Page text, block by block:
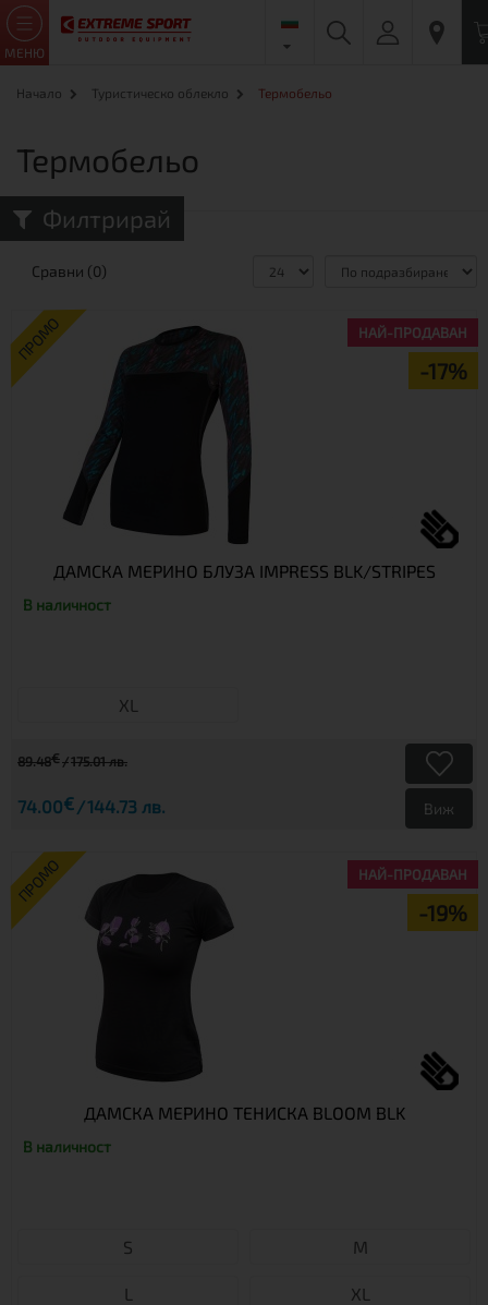
МЕНЮ
Начало Туристическо облекло Термобельо
Филтрирай
Термобельо
Сравни (0)
ПРОМО
-17%
НАЙ-ПРОДАВАН
ДАМСКА МЕРИНО БЛУЗА IMPRESS BLK/STRIPES
В наличност
XL
89.48€ 175.01 лв.
74.00€ 144.73 лв. Виж
ПРОМО
-19%
НАЙ-ПРОДАВАН
ДАМСКА МЕРИНО ТЕНИСКА BLOOM BLK
В наличност
S М
L XL